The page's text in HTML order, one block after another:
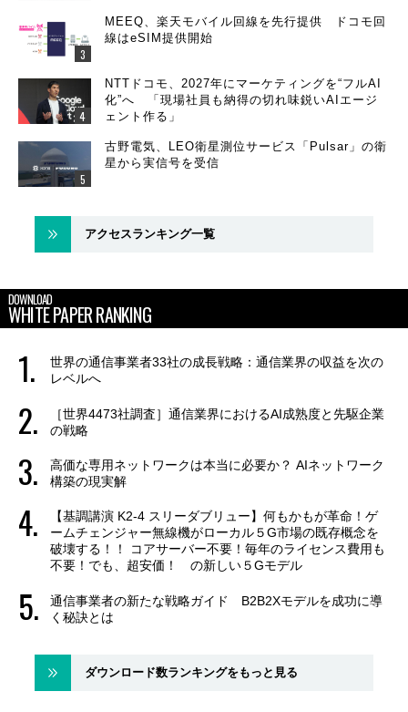
MEEQ、楽天モバイル回線を先行提供 ドコモ回
線はeSIM提供開始
NTTドコモ、2027年にマーケティングを“フルAI
化”へ 「現場社員も納得の切れ味鋭いAIエージ
ェント作る」
古野電気、LEO衛星測位サービス「Pulsar」の衛
星から実信号を受信
アクセスランキング一覧
DOWNLOAD
WHITE PAPER RANKING
世界の通信事業者33社の成長戦略：通信業界の収益を次の
レベルへ
［世界4473社調査］通信業界におけるAI成熟度と先駆企業
の戦略
高価な専用ネットワークは本当に必要か？ AIネットワーク
構築の現実解
【基調講演 K2-4 スリーダブリュー】何もかもが革命！ゲ
ームチェンジャー無線機がローカル５G市場の既存概念を
破壊する！！ コアサーバー不要！毎年のライセンス費用も
不要！でも、超安価！ の新しい５Gモデル
通信事業者の新たな戦略ガイド B2B2Xモデルを成功に導
く秘訣とは
ダウンロード数ランキングをもっと見る